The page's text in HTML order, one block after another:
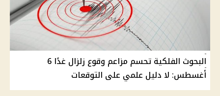
البحوث الفلكية تحسم مزاعم وقوع زلزال غدًا 6
أغسطس: لا دليل علمي على التوقعات